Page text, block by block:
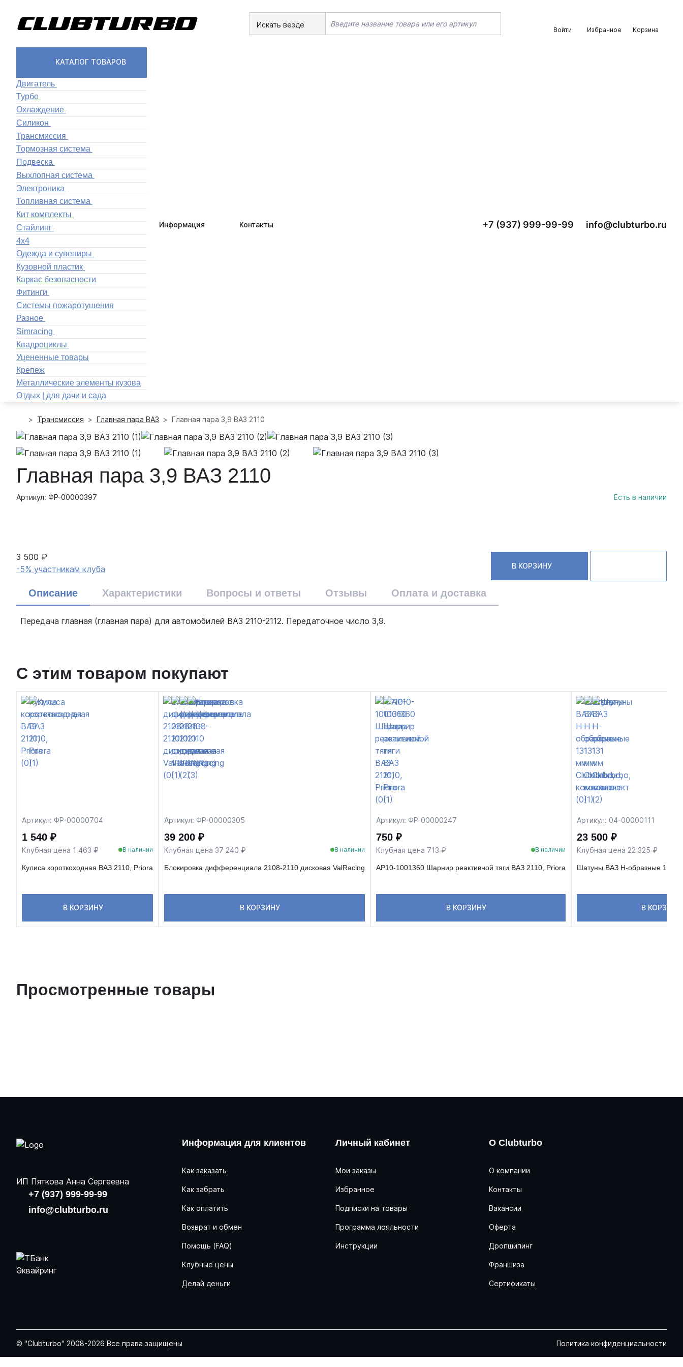
Искать везде
Войти Избранное Корзина
КАТАЛОГ ТОВАРОВ
Двигатель
Турбо
Охлаждение
Силикон
Трансмиссия
Тормозная система
Подвеска
Выхлопная система
Электроника
Топливная система
Кит комплекты
Стайлинг
4x4
Одежда и сувениры
Кузовной пластик
Каркас безопасности
Фитинги
Системы пожаротушения
Разное
Simracing
Квадроциклы
Уцененные товары
Крепеж
Металлические элементы кузова
Отдых | для дачи и сада
Информация Контакты +7 (937) 999-99-99 info@clubturbo.ru
Трансмиссия Главная пара ВАЗ Главная пара 3,9 ВАЗ 2110
Главная пара 3,9 ВАЗ 2110
Артикул: ФР-00000397 Есть в наличии
3 500 ₽
-5% участникам клуба
В КОРЗИНУ
Описание Характеристики Вопросы и ответы Отзывы Оплата и доставка
Передача главная (главная пара) для автомобилей ВАЗ 2110-2112. Передаточное число 3,9.
С этим товаром покупают
Артикул: ФР-00000704
1 540 ₽
Клубная цена 1 463 ₽ В наличии
Кулиса короткоходная ВАЗ 2110, Priora
В КОРЗИНУ
Артикул: ФР-00000305
39 200 ₽
Клубная цена 37 240 ₽ В наличии
Блокировка дифференциала 2108-2110 дисковая ValRacing
В КОРЗИНУ
Артикул: ФР-00000247
750 ₽
Клубная цена 713 ₽ В наличии
АР10-1001360 Шарнир реактивной тяги ВАЗ 2110, Priora
В КОРЗИНУ
Артикул: 04-00000111
23 500 ₽
Клубная цена 22 325 ₽
Шатуны ВАЗ H-образные 131
В КОРЗИНУ
Просмотренные товары
ИП Пяткова Анна Сергеевна
+7 (937) 999-99-99
info@clubturbo.ru
Информация для клиентов
Как заказать
Как забрать
Как оплатить
Возврат и обмен
Помощь (FAQ)
Клубные цены
Делай деньги
Личный кабинет
Мои заказы
Избранное
Подписки на товары
Программа лояльности
Инструкции
О Clubturbo
О компании
Контакты
Вакансии
Оферта
Дропшипинг
Франшиза
Сертификаты
© "Clubturbo" 2008-2026 Все права защищены Политика конфиденциальности